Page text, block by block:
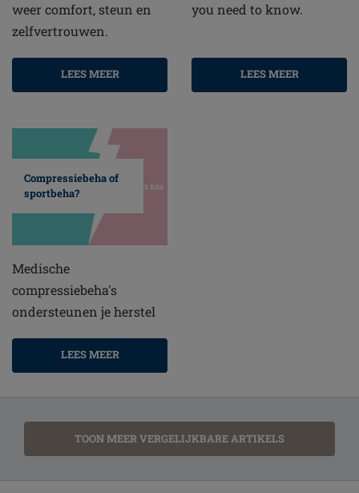
weer comfort, steun en
zelfvertrouwen.
LEES MEER
you need to know.
LEES MEER
Compressiebeha of
sportbeha?
Medische
compressiebeha's
ondersteunen je herstel
LEES MEER
TOON MEER VERGELIJKBARE ARTIKELS